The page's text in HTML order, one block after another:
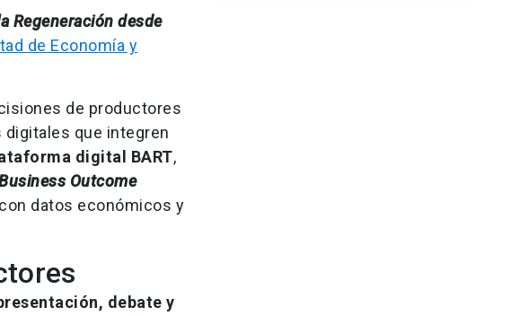
Regeneración desde
de Economía y
de productores
que integren
digital BART,
Outcome
datos económicos y
debate y